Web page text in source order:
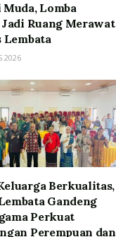
Muda, Lomba
Ruang Merawat
2026
Berkualitas,
Gandeng
Perkuat
Perempuan dan